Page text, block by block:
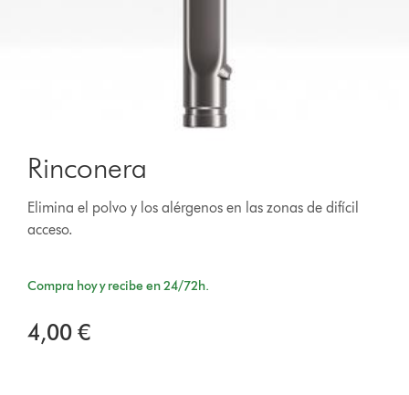
Rinconera
Elimina el polvo y los alérgenos en las zonas de difícil
acceso.
Compra hoy y recibe en 24/72h.
4,00 €